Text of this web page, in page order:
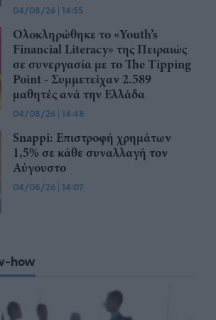
04/08/26 | 14:55
Ολοκληρώθηκε το «Youth’s
Financial Literacy» της Πειραιώς
σε συνεργασία με το The Tipping
Point - Συμμετείχαν 2.589
μαθητές ανά την Ελλάδα
04/08/26 | 14:48
Snappi: Επιστροφή χρημάτων
1,5% σε κάθε συναλλαγή τον
Αύγουστο
04/08/26 | 14:07
how